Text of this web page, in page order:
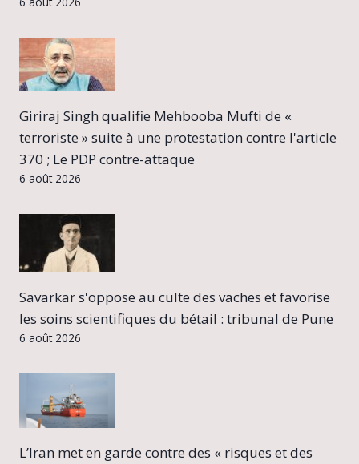
Giriraj Singh qualifie Mehbooba Mufti de «
terroriste » suite à une protestation contre l'article
370 ; Le PDP contre-attaque
6 août 2026
Savarkar s'oppose au culte des vaches et favorise
les soins scientifiques du bétail : tribunal de Pune
6 août 2026
L’Iran met en garde contre des « risques et des